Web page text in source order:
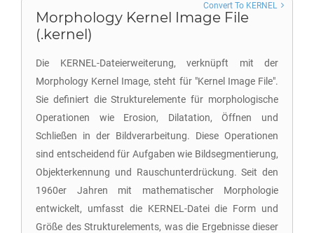
Morphology Kernel Image File
(.kernel)
Die KERNEL-Dateierweiterung, verknüpft mit der
Morphology Kernel Image, steht für "Kernel Image File".
Sie definiert die Strukturelemente für morphologische
Operationen wie Erosion, Dilatation, Öffnen und
Schließen in der Bildverarbeitung. Diese Operationen
sind entscheidend für Aufgaben wie Bildsegmentierung,
Objekterkennung und Rauschunterdrückung. Seit den
1960er Jahren mit mathematischer Morphologie
entwickelt, umfasst die KERNEL-Datei die Form und
Größe des Strukturelements, was die Ergebnisse dieser
Convert To KERNEL